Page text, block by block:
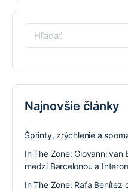
Hľadať:
Najnovšie články
Šprinty, zrýchlenie a
In The Zone: Giovanni
medzi Barcelonou a
In The Zone: Rafa Benítez